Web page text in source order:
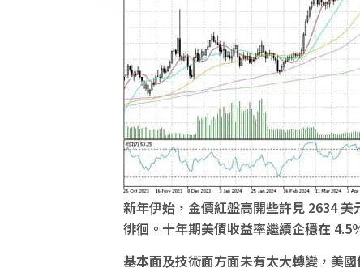
新年伊始，金價紅盤高開些許見 2634
徘徊。十年期美債收益率繼續企穩在
基本面及技術面方面未有太大轉變，美